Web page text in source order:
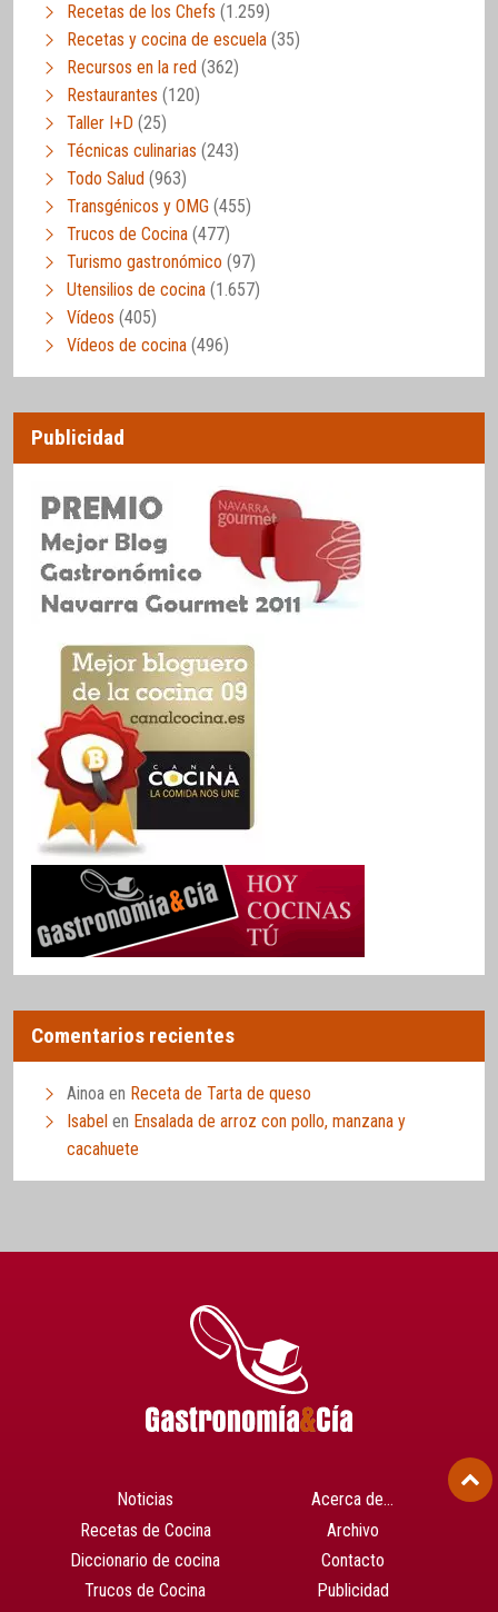
Recetas de los Chefs (1.259)
Recetas y cocina de escuela (35)
Recursos en la red (362)
Restaurantes (120)
Taller I+D (25)
Técnicas culinarias (243)
Todo Salud (963)
Transgénicos y OMG (455)
Trucos de Cocina (477)
Turismo gastronómico (97)
Utensilios de cocina (1.657)
Vídeos (405)
Vídeos de cocina (496)
Publicidad
Comentarios recientes
Ainoa en Receta de Tarta de queso
Isabel en Ensalada de arroz con pollo, manzana y
cacahuete
Noticias
Recetas de Cocina
Diccionario de cocina
Trucos de Cocina
Acerca de…
Archivo
Contacto
Publicidad